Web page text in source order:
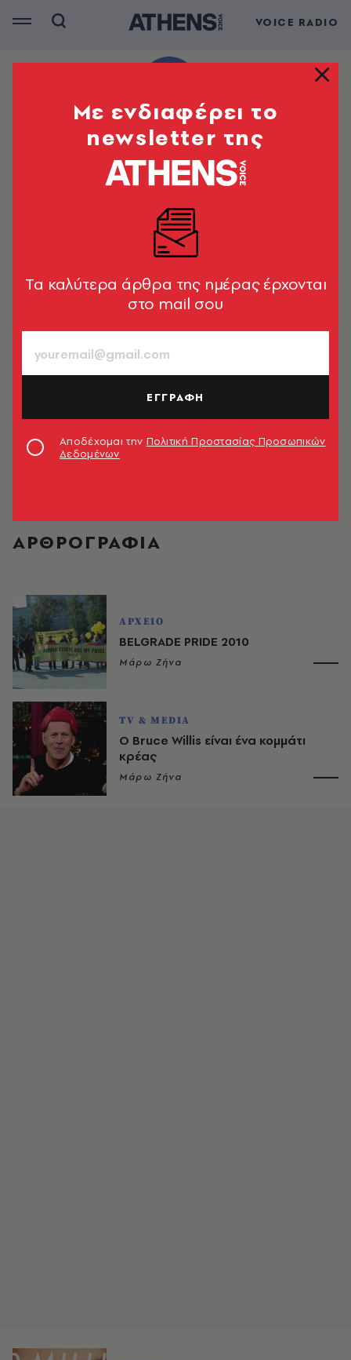
VOICE RADIO
ΑΡΘΡΟΓΡΑΦΙΑ
ΑΡΧΕΙΟ
BELGRADE PRIDE 2010
Μάρω Ζήνα
TV & MEDIA
Ο Bruce Willis είναι ένα κομμάτι
κρέας
Μάρω Ζήνα
Mε ενδιαφέρει το
newsletter της
Tα καλύτερα άρθρα της ημέρας έρχονται
στο mail σου
ΕΓΓΡΑΦΗ
Αποδέχομαι την Πολιτική Προστασίας Προσωπικών
Δεδομένων